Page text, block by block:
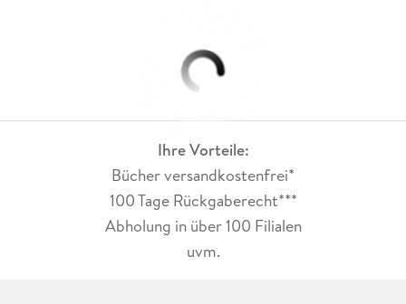
Ihre Vorteile:
Bücher versandkostenfrei*
100 Tage Rückgaberecht***
Abholung in über 100 Filialen
uvm.